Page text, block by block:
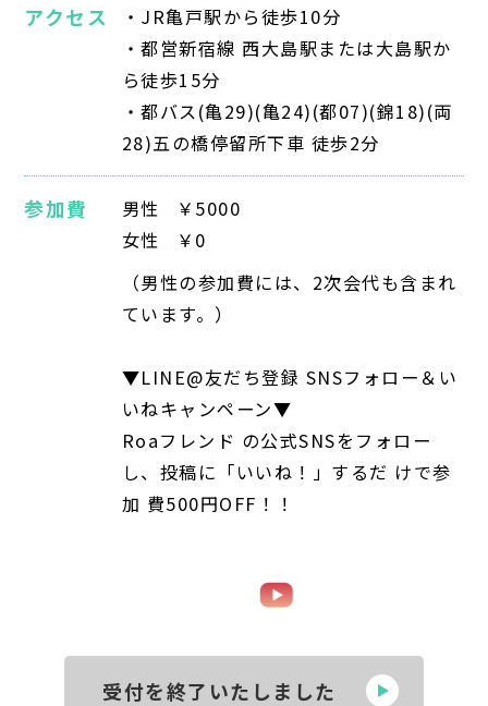
アクセス
・JR⻲⼾駅から徒歩10分
・都営新宿線 ⻄⼤島駅または⼤島駅か
ら徒歩15分
・都バス(⻲29)(⻲24)(都07)(錦18)(両
28)五の橋停留所下⾞ 徒歩2分
参加費 男性
￥5000
女性
￥0
（男性の参加費には、2次会代も含まれ
ています。）
▼LINE@友だち登録 SNSフォロー＆い
いねキャンペーン▼
Roaフレンド の公式SNSをフォロー
し、投稿に「いいね！」するだ けで参
加 費500円OFF！！
受付を終了いたしました